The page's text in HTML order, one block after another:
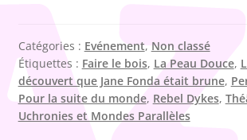
Catégories : Evénement, Non classé
Étiquettes : Faire le bois, La Peau Douce,
découvert que Jane Fonda était brune,
Pour la suite du monde, Rebel Dykes,
Uchronies et Mondes Parallèles